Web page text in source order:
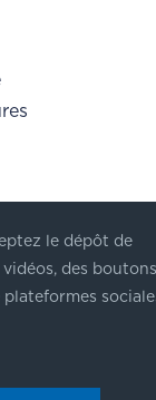
2023
le dépôt de
des